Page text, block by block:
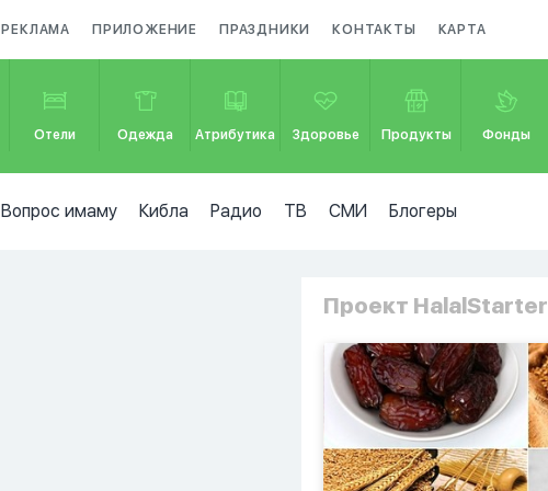
РЕКЛАМА ПРИЛОЖЕНИЕ ПРАЗДНИКИ КОНТАКТЫ КАРТА
Отели Одежда Атрибутика Здоровье Продукты Фонды
Вопрос имаму Кибла Радио ТВ СМИ Блогеры
Проект HalalStarter